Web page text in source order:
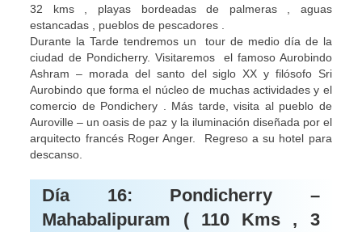
32 kms , playas bordeadas de palmeras , aguas
estancadas , pueblos de pescadores .
Durante la Tarde tendremos un tour de medio día de la
ciudad de Pondicherry. Visitaremos el famoso Aurobindo
Ashram – morada del santo del siglo XX y filósofo Sri
Aurobindo que forma el núcleo de muchas actividades y el
comercio de Pondichery . Más tarde, visita al pueblo de
Auroville – un oasis de paz y la iluminación diseñada por el
arquitecto francés Roger Anger. Regreso a su hotel para
descanso.
Día 16: Pondicherry –
Mahabalipuram ( 110 Kms , 3